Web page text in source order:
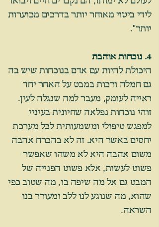
לידי ביטוי מאוחר יותר בדרכים מכוערות
יותר".
4. נוכחות אוהבת
היכולת להיות עם אדם בנוכחות שיש בה
גם חמלה ורכות במבט על האחר יחד
ראייה לעומק, מעבר למה שנגלה לעין.
זוהי נוכחות נפלאה שחיונית בעיניי
למפגש טיפולי ומשמעותית לכל מערכת
יחסים באשר היא. זה לא בהכרח אהבה
משום אהבה היא לא משהו שאפשר
פשוט לעשות, אלא פשוט הפנייה של
המבט גם אל מה שיפה בו, מה שטוב כפי
שהוא, מה שנוגע לנו ללב ומעורר בנו
השראה.